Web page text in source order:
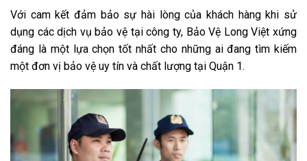
Với cam kết đảm bảo sự hài lòng của khách hàng khi sử
dụng các dịch vụ bảo vệ tại công ty, Bảo Vệ Long Việt xứng
đáng là một lựa chọn tốt nhất cho những ai đang tìm kiếm
một đơn vị bảo vệ uy tín và chất lượng tại Quận 1.